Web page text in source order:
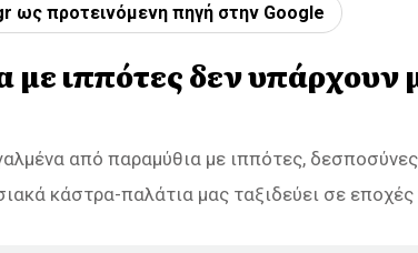
ως προτεινόμενη πηγή στην Google
με ιππότες δεν υπάρχουν
από παραμύθια με ιππότες,
κάστρα-παλάτια μας ταξιδεύει σε